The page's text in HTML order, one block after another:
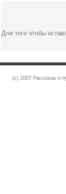
Для того чтобы
(c) 2007 Рассказы о